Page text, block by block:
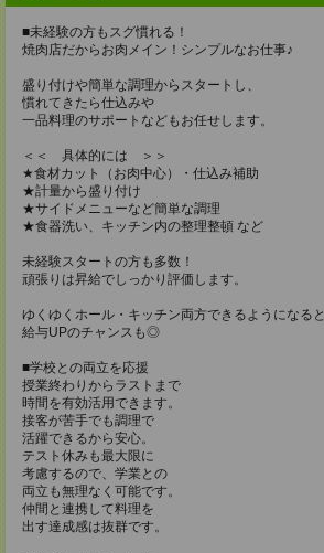
■未経験の方もスグ慣れる！
焼肉店だからお肉メイン！シンプルなお仕事♪
盛り付けや簡単な調理からスタートし、
慣れてきたら仕込みや
一品料理のサポートなどもお任せします。
＜＜ 具体的には ＞＞
★食材カット（お肉中心）・仕込み補助
★計量から盛り付け
★サイドメニューなど簡単な調理
★食器洗い、キッチン内の整理整頓 など
未経験スタートの方も多数！
頑張りは昇給でしっかり評価します。
ゆくゆくホール・キッチン両方できるようになると
給与UPのチャンスも◎
■学校との両立を応援
授業終わりからラストまで
時間を有効活用できます。
接客が苦手でも調理で
活躍できるから安心。
テスト休みも最大限に
考慮するので、学業との
両立も無理なく可能です。
仲間と連携して料理を
出す達成感は抜群です。